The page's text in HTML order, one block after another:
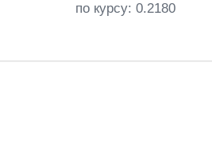
по курсу: 0.2180